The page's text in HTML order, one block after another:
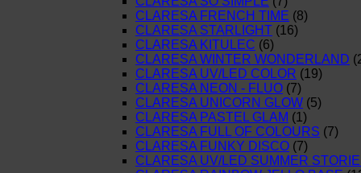
CLARESA FRENCH TIME (8)
CLARESA STARLIGHT (16)
CLARESA KITULEC (6)
CLARESA WINTER WONDERLAND
CLARESA UV/LED COLOR (19)
CLARESA NEON - FLUO (7)
CLARESA UNICORN GLOW (5)
CLARESA PASTEL GLAM (1)
CLARESA FULL OF COLOURS (7)
CLARESA FUNKY DISCO (7)
CLARESA UV/LED SUMMER